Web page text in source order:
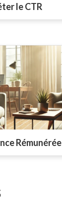
le CTR
Rémunérée